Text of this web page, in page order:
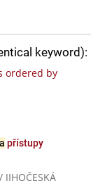
keyword):
ordered by
a přístupy